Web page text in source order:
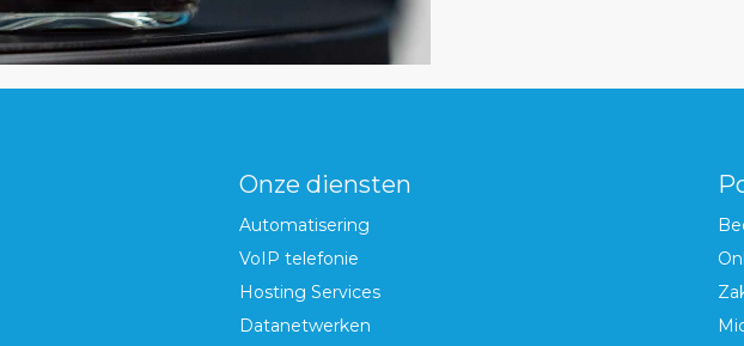
Onze diensten
Automatisering
VoIP telefonie
Hosting Services
Datanetwerken